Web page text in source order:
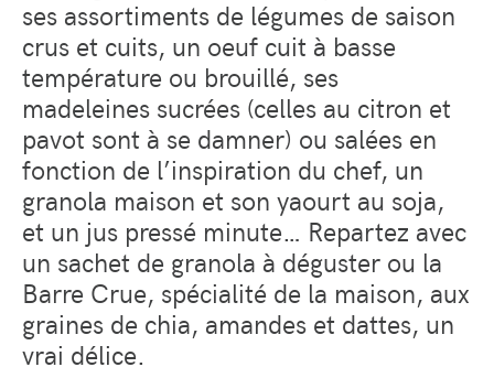
ses assortiments de légumes de saison
crus et cuits, un oeuf cuit à basse
température ou brouillé, ses
madeleines sucrées (celles au citron et
pavot sont à se damner) ou salées en
fonction de l’inspiration du chef, un
granola maison et son yaourt au soja,
et un jus pressé minute… Repartez avec
un sachet de granola à déguster ou la
Barre Crue, spécialité de la maison, aux
graines de chia, amandes et dattes, un
vrai délice.